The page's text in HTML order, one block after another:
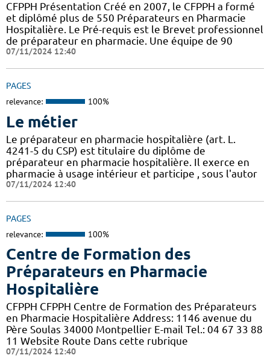
CFPPH Présentation Créé en 2007, le CFPPH a formé
et diplômé plus de 550 Préparateurs en Pharmacie
Hospitalière. Le Pré-requis est le Brevet professionnel
de préparateur en pharmacie. Une équipe de 90
07/11/2024 12:40
PAGES
relevance: 100%
Le métier
Le préparateur en pharmacie hospitalière (art. L.
4241-5 du CSP) est titulaire du diplôme de
préparateur en pharmacie hospitalière. Il exerce en
pharmacie à usage intérieur et participe , sous l'autor
07/11/2024 12:40
PAGES
relevance: 100%
Centre de Formation des
Préparateurs en Pharmacie
Hospitalière
CFPPH CFPPH Centre de Formation des Préparateurs
en Pharmacie Hospitalière Address: 1146 avenue du
Père Soulas 34000 Montpellier E-mail Tel.: 04 67 33 88
11 Website Route Dans cette rubrique
07/11/2024 12:40